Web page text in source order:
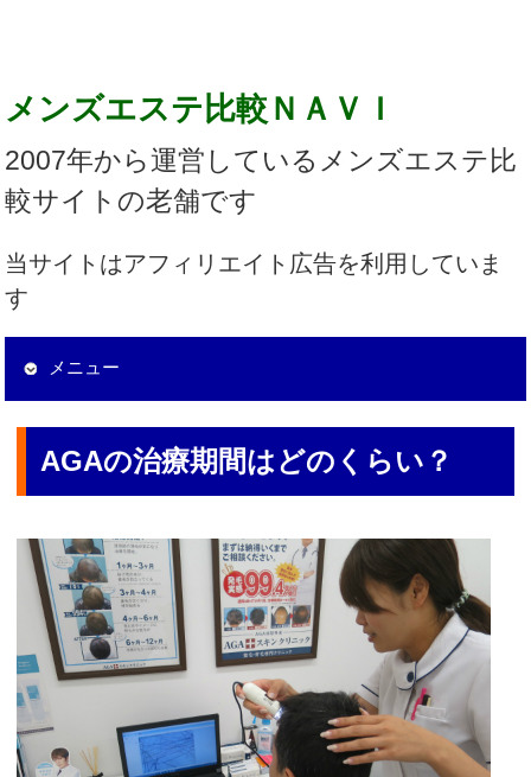
メンズエステ比較ＮＡＶＩ
2007年から運営しているメンズエステ比
較サイトの老舗です
当サイトはアフィリエイト広告を利用していま
す
メニュー
AGAの治療期間はどのくらい？